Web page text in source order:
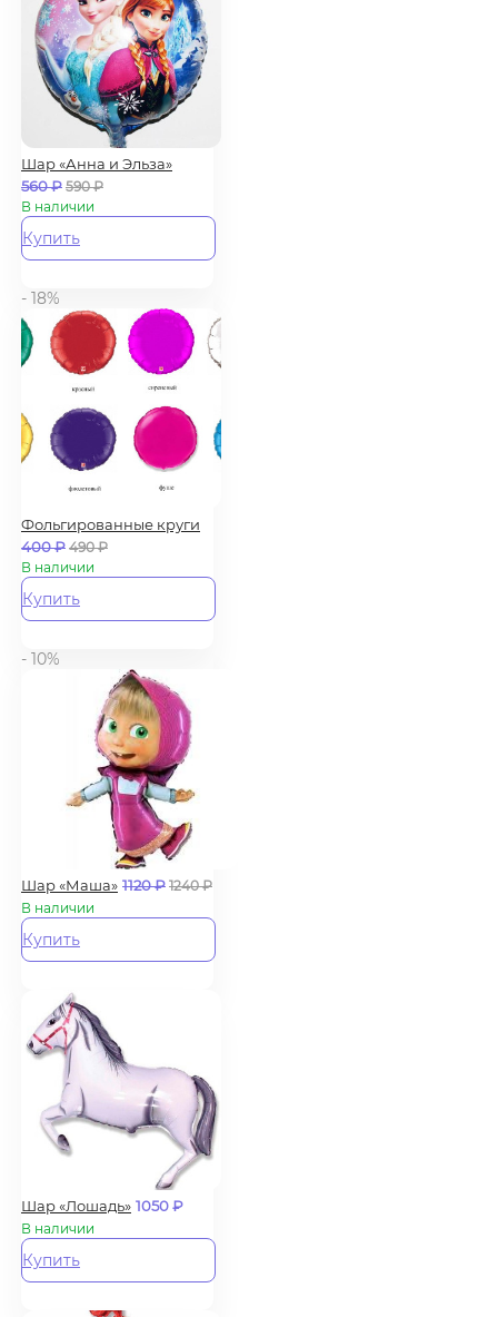
Шар «Анна и Эльза»
560₽ 590₽
В наличии
Купить
- 18%
Фольгированные круги
400₽ 490₽
В наличии
Купить
- 10%
Шар «Маша» 1120₽ 1240₽
В наличии
Купить
Шар «Лошадь» 1050₽
В наличии
Купить